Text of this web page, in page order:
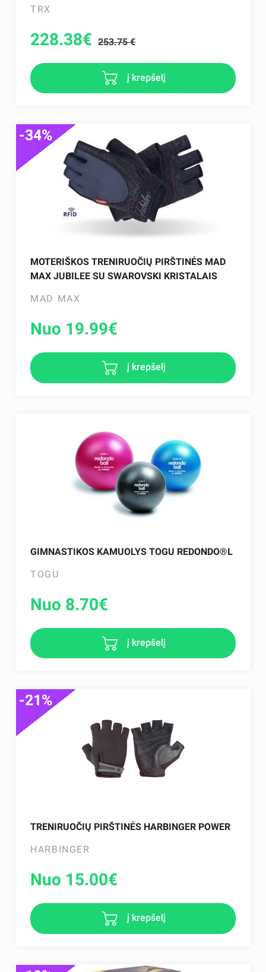
TRX
228.38€ 253.75 €
į krepšelį
MOTERIŠKOS TRENIRUOČIŲ PIRŠTINĖS MAD
MAX JUBILEE SU SWAROVSKI KRISTALAIS
MAD MAX
-34%
Nuo 19.99€
į krepšelį
GIMNASTIKOS KAMUOLYS TOGU REDONDO®L
TOGU
Nuo 8.70€
į krepšelį
TRENIRUOČIŲ PIRŠTINĖS HARBINGER POWER
HARBINGER
-21%
Nuo 15.00€
į krepšelį